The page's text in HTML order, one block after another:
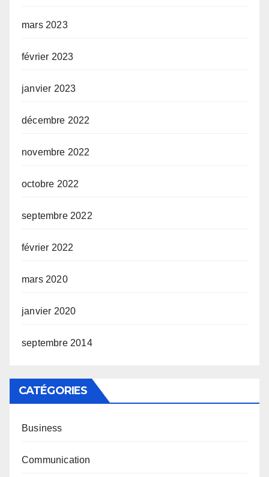
mars 2023
février 2023
janvier 2023
décembre 2022
novembre 2022
octobre 2022
septembre 2022
février 2022
mars 2020
janvier 2020
septembre 2014
CATÉGORIES
Business
Communication